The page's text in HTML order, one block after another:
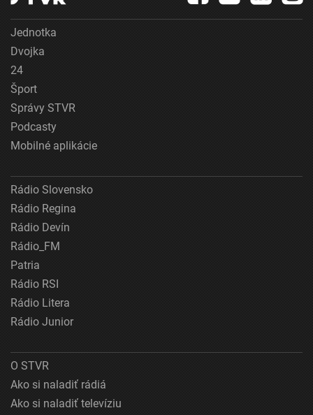
Jednotka
Dvojka
24
Šport
Správy STVR
Podcasty
Mobilné aplikácie
Rádio Slovensko
Rádio Regina
Rádio Devín
Rádio_FM
Patria
Rádio RSI
Rádio Litera
Rádio Junior
O STVR
Ako si naladiť rádiá
Ako si naladiť televíziu